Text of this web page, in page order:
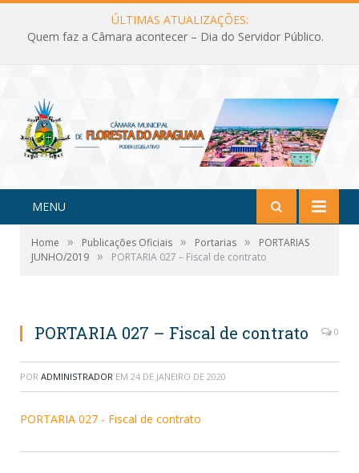
ÚLTIMAS ATUALIZAÇÕES:
Quem faz a Câmara acontecer – Dia do Servidor Público.
MENU
Home » Publicações Oficiais » Portarias »
PORTARIAS
JUNHO/2019 » PORTARIA 027 – Fiscal de contrato
PORTARIA 027 – Fiscal de contrato 0
POR ADMINISTRADOR EM 24 DE JANEIRO DE 2020
PORTARIA 027 - Fiscal de contrato